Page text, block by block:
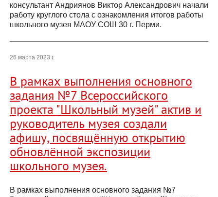
консультант Андриянов Виктор Александрович начали
работу круглого стола с ознакомления итогов работы
школьного музея МАОУ СОШ 30 г. Перми.
26 марта 2023 г.
В рамках выполнения основного
задания №7 Всероссийского
проекта "Школьный музей" актив и
руководитель музея создали
афишу, посвящённую открытию
обновлённой экспозиции
школьного музея.
В рамках выполнения основного задания №7